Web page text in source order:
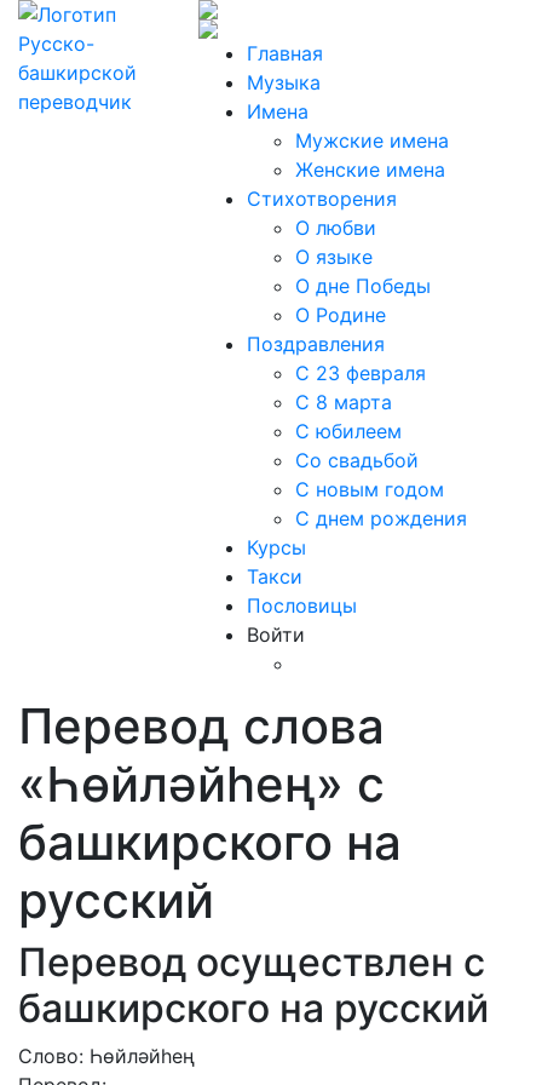
Главная
Музыка
Имена
Мужские имена
Женские имена
Стихотворения
О любви
О языке
О дне Победы
О Родине
Поздравления
С 23 февраля
С 8 марта
С юбилеем
Со свадьбой
С новым годом
С днем рождения
Курсы
Такси
Пословицы
Войти
Перевод слова
«Һөйләйһең» с
башкирского на
русский
Перевод осуществлен с
башкирского на русский
Слово: Һөйләйһең